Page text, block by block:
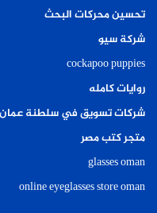
اكثر طريقة
المعدة لانقاص
تعد انجح طريقة لسد
الحرص على ممارسة
تحسين محركات البحث
شركة سيو
cockapoo puppies
روايات كامله
شركات تسويق في سلطنة عمان
متجر كتب مصر
glasses oman
online eyeglasses store oman